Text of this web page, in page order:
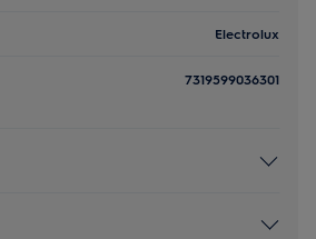
Electrolux
7319599036301